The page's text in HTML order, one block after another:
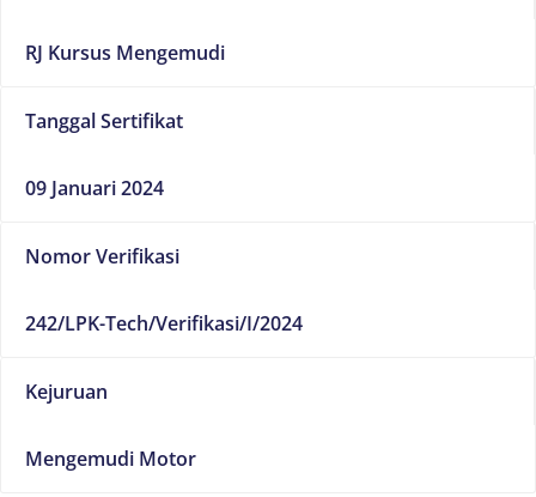
RJ Kursus Mengemudi
Tanggal Sertifikat
09 Januari 2024
Nomor Verifikasi
242/LPK-Tech/Verifikasi/I/2024
Kejuruan
Mengemudi Motor